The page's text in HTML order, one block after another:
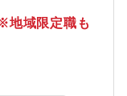
地域限定職も